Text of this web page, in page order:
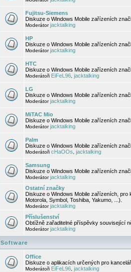
Fujitsu-Siemens
Diskuze o Windows Mobile zařízeních
Moderátorjacktalking
HP
Diskuze o Windows Mobile zařízeních
Moderátorjacktalking
HTC
Diskuze o Windows Mobile zařízeních
Moderátoři EiFeL96 jacktalking
LG
Diskuze o Windows Mobile zařízeních
Moderátorjacktalking
MiTAC Mio
Diskuze o Windows Mobile zařízeních
Moderátorjacktalking
Palm
Diskuze o Windows Mobile zařízeních
Moderátoři cHaOOs jacktalking
Samsung
Diskuze o Windows Mobile zařízeních
Moderátorjacktalking
Ostatní značky
Diskuze o Windows Mobile zařízeních, pro
Motorola, Symbol, Toshiba, Yakumo, ...).
Moderátorjacktalking
Příslušenství
Obtížně zařaditelné příspěvky související
Moderátorjacktalking
Software
Office
Diskuze o aplikacích určených pro
Moderátoři EiFeL96 jacktalking